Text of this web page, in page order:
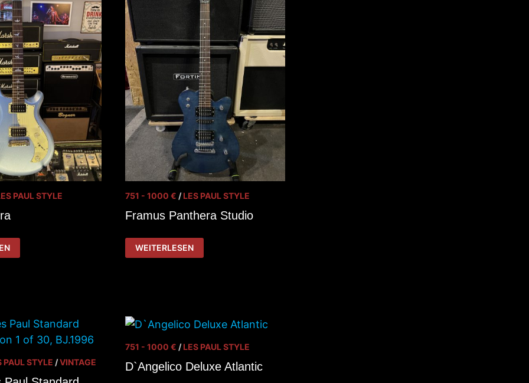
PAUL STYLE 751 - 1000 € /LES PAUL STYLE
Framus Panthera Studio
FRAMUS
PANTHERA
STUDIO
WEITERLESEN
PAUL STYLE /VINTAGE
751 - 1000 € /LES PAUL STYLE
D`Angelico Deluxe Atlantic